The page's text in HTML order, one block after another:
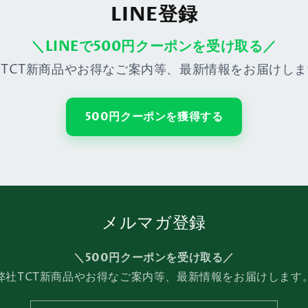
LINE登録
＼LINEで500円クーポンを受け取る／
新商品やお得なご案内等、最新情報をお届けしま
500円クーポンを獲得する
メルマガ登録
＼500円クーポンを受け取る／
社TCT新商品やお得なご案内等、最新情報をお届けします。